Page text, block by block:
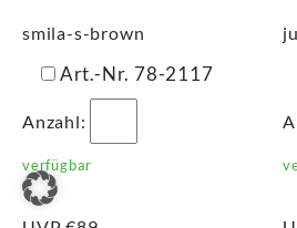
smila-s-brown
Art.-Nr. 78-2117
Anzahl:
verfügbar